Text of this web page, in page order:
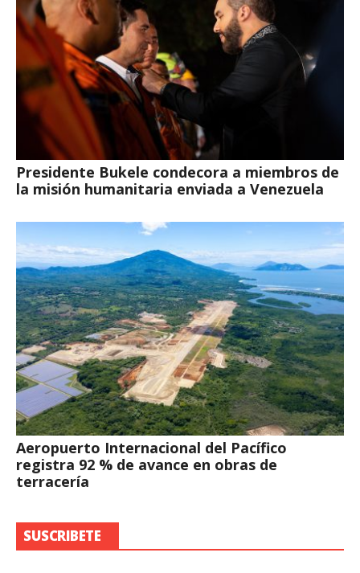
Presidente Bukele condecora a miembros de
la misión humanitaria enviada a Venezuela
Aeropuerto Internacional del Pacífico
registra 92 % de avance en obras de
terracería
SUSCRIBETE